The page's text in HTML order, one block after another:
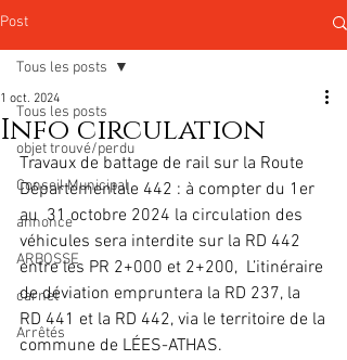
Post
Tous les posts
objet trouvé/perdu
Conseil Municipal
annonce
ARBOSSE
carnet
Arrêtés
Tous les posts
Info circulation
1 oct. 2024
Travaux de battage de rail sur la Route
Départementale 442 : à compter du 1er
au  31 octobre 2024 la circulation des
véhicules sera interdite sur la RD 442
entre les PR 2+000 et 2+200,  L’itinéraire
de déviation empruntera la RD 237, la
RD 441 et la RD 442, via le territoire de la
commune de LÉES-ATHAS.